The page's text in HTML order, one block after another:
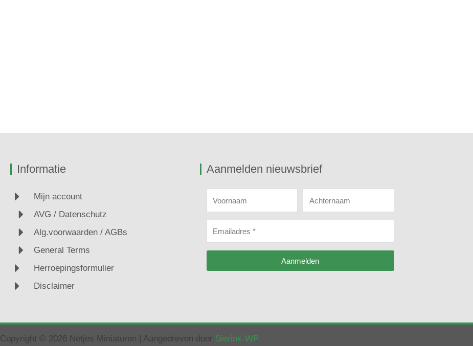
Informatie
Mijn account
AVG / Datenschutz
Alg.voorwaarden / AGBs
General Terms
Herroepingsformulier
Disclaimer
Aanmelden nieuwsbrief
Aanmelden
Copyright © 2026 Netjes Miniaturen | Aangedreven door Sierink-WP